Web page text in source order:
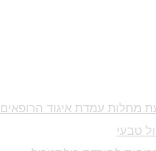
מחלות עמדת איגוד הרופאים
טבעי